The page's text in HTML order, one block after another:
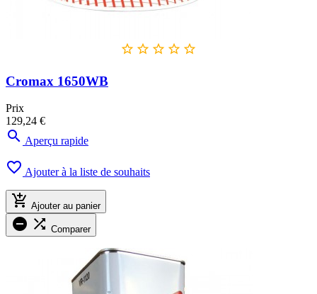
    
Cromax 1650WB
Prix
129,24 €
 Aperçu rapide
 Ajouter à la liste de souhaits
 Ajouter au panier
  Comparer